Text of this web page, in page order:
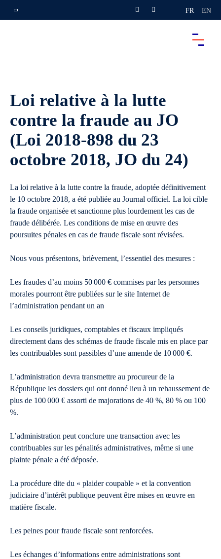
FR EN
Loi relative à la lutte
contre la fraude au JO
(Loi 2018-898 du 23
octobre 2018, JO du 24)
La loi relative à la lutte contre la fraude, adoptée définitivement
le 10 octobre 2018, a été publiée au Journal officiel. La loi cible
la fraude organisée et sanctionne plus lourdement les cas de
fraude délibérée. Les conditions de mise en œuvre des
poursuites pénales en cas de fraude fiscale sont révisées.
Nous vous présentons, brièvement, l’essentiel des mesures :
Les fraudes d’au moins 50 000 € commises par les personnes
morales pourront être publiées sur le site Internet de
l’administration pendant un an
Les conseils juridiques, comptables et fiscaux impliqués
directement dans des schémas de fraude fiscale mis en place par
les contribuables sont passibles d’une amende de 10 000 €.
L’administration devra transmettre au procureur de la
République les dossiers qui ont donné lieu à un rehaussement de
plus de 100 000 € assorti de majorations de 40 %, 80 % ou 100
%.
L’administration peut conclure une transaction avec les
contribuables sur les pénalités administratives, même si une
plainte pénale a été déposée.
La procédure dite du « plaider coupable » et la convention
judiciaire d’intérêt publique peuvent être mises en œuvre en
matière fiscale.
Les peines pour fraude fiscale sont renforcées.
Les échanges d’informations entre administrations sont